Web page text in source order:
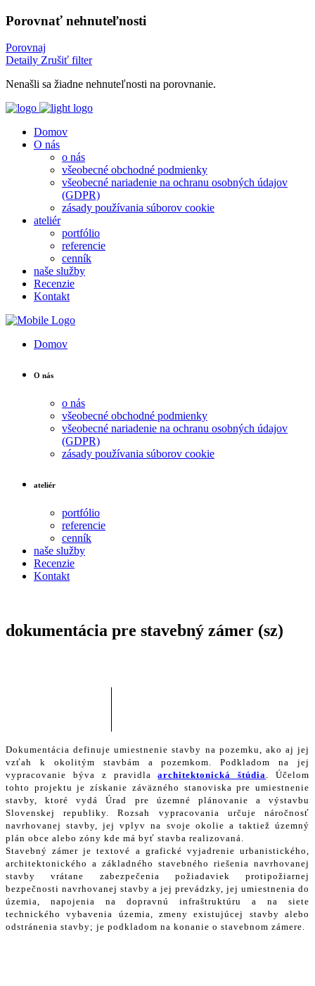
Porovnať nehnuteľnosti
Porovnaj
Detaily Zrušiť filter
Nenašli sa žiadne nehnuteľnosti na porovnanie.
Domov
O nás
o nás
všeobecné obchodné podmienky
všeobecné nariadenie na ochranu osobných údajov
(GDPR)
zásady používania súborov cookie
ateliér
portfólio
referencie
cenník
naše služby
Recenzie
Kontakt
Domov
O nás
o nás
všeobecné obchodné podmienky
všeobecné nariadenie na ochranu osobných údajov
(GDPR)
zásady používania súborov cookie
ateliér
portfólio
referencie
cenník
naše služby
Recenzie
Kontakt
dokumentácia pre stavebný zámer (sz)
Dokumentácia definuje umiestnenie stavby na pozemku, ako aj jej
vzťah k okolitým stavbám a pozemkom. Podkladom na jej
vypracovanie býva z pravidlaarchitektonická štúdia
. Účelom
tohto projektu je získanie záväzného stanoviska pre umiestnenie
stavby, ktoré vydá Úrad pre územné plánovanie a výstavbu
Slovenskej republiky. Rozsah vypracovania určuje náročnosť
navrhovanej stavby, jej vplyv na svoje okolie a taktiež územný
plán obce alebo zóny kde má byť stavba realizovaná.
Stavebný zámer je textové a grafické vyjadrenie urbanistického,
architektonického a základného stavebného riešenia navrhovanej
stavby vrátane zabezpečenia požiadaviek protipožiarnej
bezpečnosti navrhovanej stavby a jej prevádzky, jej umiestnenia do
územia, napojenia na dopravnú infraštruktúru a na siete
technického vybavenia územia, zmeny existujúcej stavby alebo
odstránenia stavby; je podkladom na konanie o stavebnom zámere.